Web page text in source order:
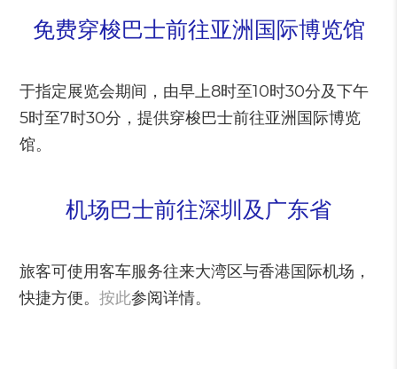
免费穿梭巴士前往亚洲国际博览馆
于指定展览会期间，由早上8时至10时30分及下午
5时至7时30分，提供穿梭巴士前往亚洲国际博览
馆。
机场巴士前往深圳及广东省
旅客可使用客车服务往来大湾区与香港国际机场，
快捷方便。按此参阅详情。